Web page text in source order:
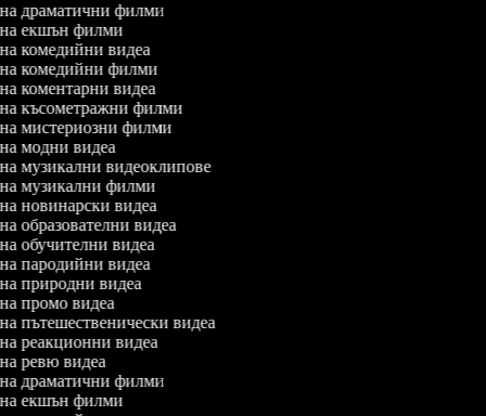
на драматични филми
на екшън филми
на комедийни видеа
на комедийни филми
на коментарни видеа
на късометражни филми
на мистериозни филми
на модни видеа
на музикални видеоклипове
на музикални филми
на новинарски видеа
на образователни видеа
на обучителни видеа
на пародийни видеа
на природни видеа
на промо видеа
на пътешественически видеа
на реакционни видеа
на ревю видеа
на драматични филми
на екшън филми